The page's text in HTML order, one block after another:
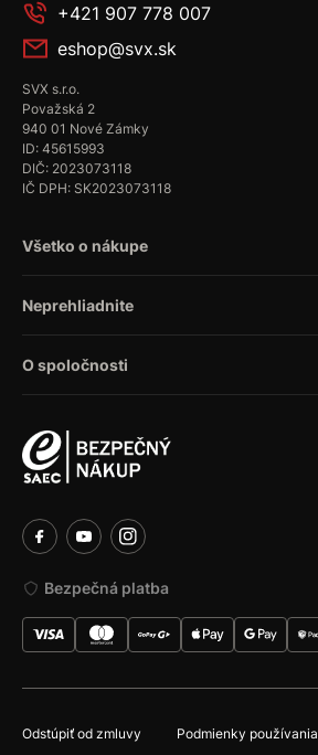
+421 907 778 007
eshop@svx.sk
SVX s.r.o.
Považská 2
940 01 Nové Zámky
ID: 45615993
DIČ: 2023073118
IČ DPH: SK2023073118
Všetko o nákupe
Neprehliadnite
O spoločnosti
Bezpečná platba
Odstúpiť od zmluvy Podmienky používania